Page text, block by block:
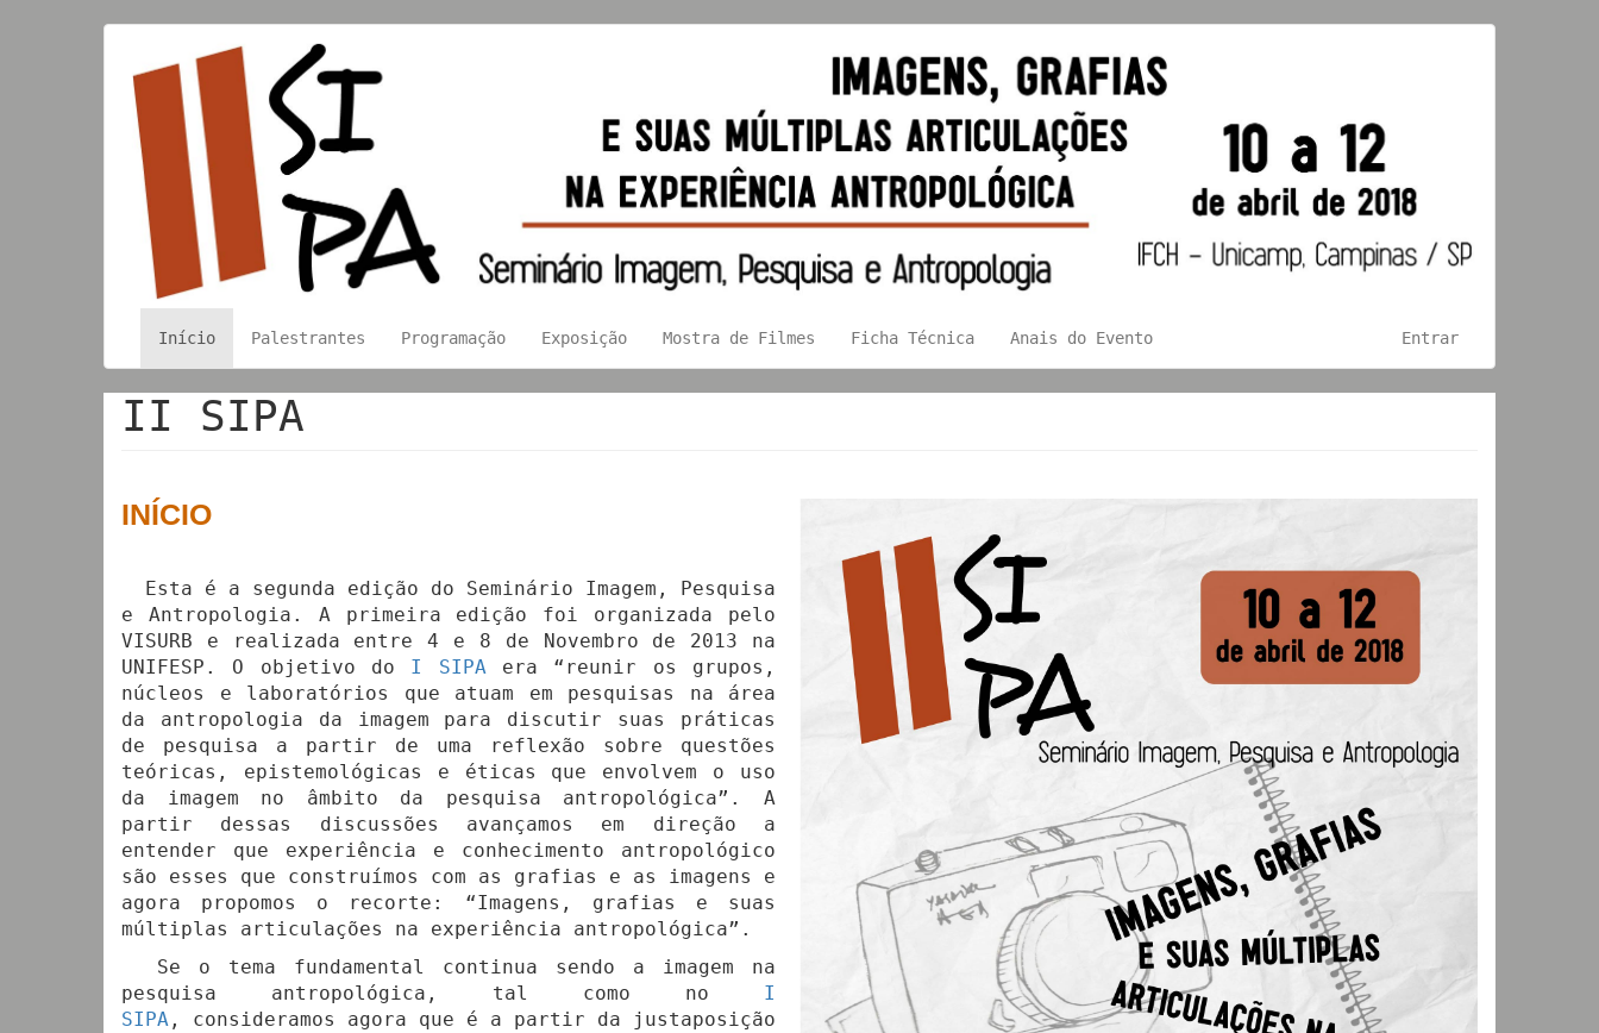
Main
navigation
Início Palestrantes Programação Exposição Mostra de Filmes Ficha Técnica Anais do Evento
User
account
menu
Entrar
II SIPA
INÍCIO
Esta é a segunda edição do Seminário Imagem, Pesquisa
e Antropologia. A primeira edição foi organizada pelo
VISURB e realizada entre 4 e 8 de Novembro de 2013 na
UNIFESP. O objetivo do I SIPAera “reunir os grupos,
núcleos e laboratórios que atuam em pesquisas na área
da antropologia da imagem para discutir suas práticas
de pesquisa a partir de uma reflexão sobre questões
teóricas, epistemológicas e éticas que envolvem o uso
da imagem no âmbito da pesquisa antropológica”. A
partir dessas discussões avançamos em direção a
entender que experiência e conhecimento antropológico
são esses que construímos com as grafias e as imagens e
agora propomos o recorte: “Imagens, grafias e suas
múltiplas articulações na experiência antropológica”.
Se o tema fundamental continua sendo a imagem na
pesquisa antropológica, tal como no I
SIPA , consideramos agora que é a partir da justaposição